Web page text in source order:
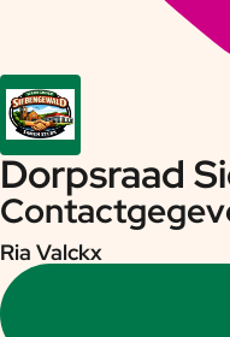
Dorpsraad
Ria Valckx